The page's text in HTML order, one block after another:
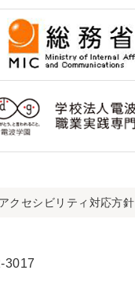
クセシビリティ対応方針
3017